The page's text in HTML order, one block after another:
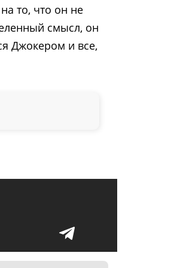
то, что он не
смысл, он
Джокером и все,